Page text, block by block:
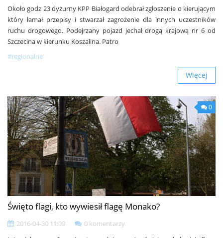
Około godz 23 dyżurny KPP Białogard odebrał zgłoszenie o kierującym
który łamał przepisy i stwarzał zagrożenie dla innych uczestników
ruchu drogowego. Podejrzany pojazd jechał drogą krajową nr 6 od
Szczecina w kierunku Koszalina. Patro
#regionalne
Więcej
0
Święto flagi, kto wywiesił flagę Monako?
2016-04-30 11:09
0 komentarzy